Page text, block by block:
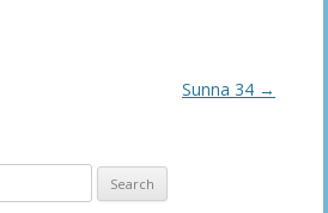
Sunna 34 →